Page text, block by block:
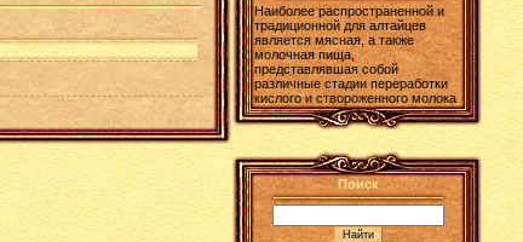
Наиболее распространенной и
традиционной для алтайцев
является мясная, а также
молочная пища,
представлявшая собой
различные стадии переработки
кислого и створоженного молока
Поиск